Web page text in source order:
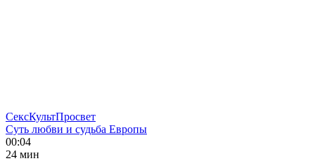
СексКультПросвет
Суть любви и судьба Европы
00:04
24 мин